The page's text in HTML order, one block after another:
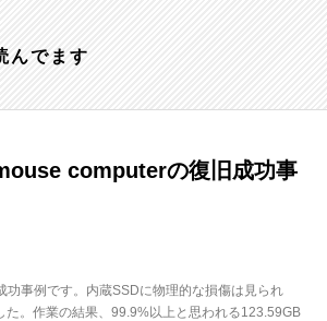
んでます
computerの復旧成功事
事例です。内蔵SSDに物理的な損傷は見られ
。作業の結果、99.9%以上と思われる123.59GB